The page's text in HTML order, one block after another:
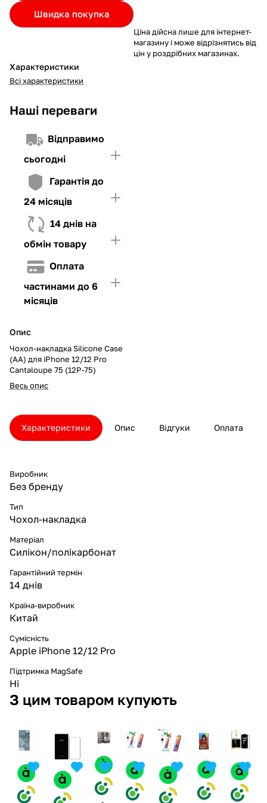
Швидка покупка
Характеристики
Всі характеристики
Наші переваги
Відправимо
сьогодні
Гарантія до
24 місяців
14 днів на
обмін товару
Оплата
частинами до 6
місяців
Опис
Чохол-накладка Silicone Case
(AA) для iPhone 12/12 Pro
Cantaloupe 75 (12P-75)
Весь опис
Якщо ліміт нижчий за вартість товару, невистачаючу суму
потрібно внести Першим внеском
4. Мати достатньо коштів для внесення першої частини платежу
та Першого внеску (у разі потреби)
Ціна дійсна лише для інтернет-
магазину і може відрізнятись від
цін у роздрібних магазинах.
Характеристики Опис Відгуки Оплата
Виробник
Без бренду
Тип
Чохол-накладка
Матеріал
Силікон/полікарбонат
Гарантійний термін
14 днів
Країна-виробник
Китай
Сумісність
Apple iPhone 12/12 Pro
Підтримка MagSafe
Ні
З цим товаром купують